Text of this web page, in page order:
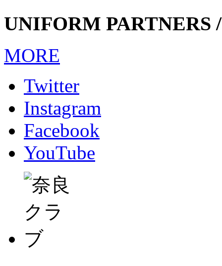
UNIFORM PARTNERS
MORE
Twitter
Instagram
Facebook
YouTube